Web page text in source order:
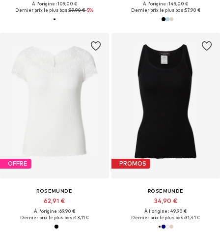
À l'origine : 109,00 €
Dernier prix le plus bas :89,90 €-5%
À l'origine : 149,00 €
Dernier prix le plus bas :57,90 €
OFFRE
ROSEMUNDE
62,91 €
À l'origine : 69,90 €
Dernier prix le plus bas :43,11 €
PROMOS
ROSEMUNDE
34,90 €
À l'origine : 49,90 €
Dernier prix le plus bas :31,41 €